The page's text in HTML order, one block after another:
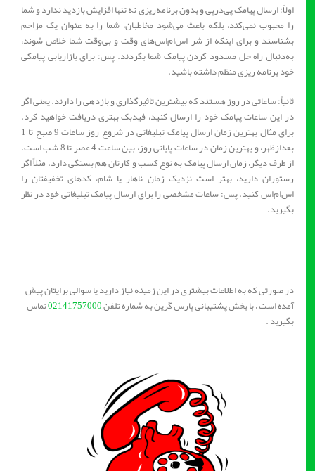
اولاً: ارسال پیامک پی‌درپی و بدون برنامه‌ریزی نه تنها افزایش بازدید ندارد و شما
را محبوب نمی‌کند، بلکه باعث می‌شود مخاطبان، شما را به عنوان یک مزاحم
بشناسند و برای اینکه از شر اس‌ام‌اس‌های وقت و بی‌وقت شما خلاص شوند،
به‌دنبال راه حل مسدود کردن پیامک شما بگردند. پس: برای بازاریابی پیامکی
خود برنامه ریزی منظم داشته باشید.
ثانیاً: ساعاتی در روز هستند که بیشترین تاثیرگذاری و بازدهی را دارند. یعنی اگر
در این ساعات پیامک خود را ارسال کنید، فیدبک بهتری دریافت خواهید کرد.
برای مثال بهترین زمان ارسال پیامک تبلیغاتی در شروع روز ساعات 9 صبح تا 1
بعدازظهر، و بهترین زمان در ساعات پایانی روز، بین ساعت 4 عصر تا 8 شب است.
از طرف دیگر، زمان ارسال پیامک به نوع کسب و کارتان هم بستگی دارد. مثلاً اگر
رستوران دارید، بهتر است نزدیک زمان ناهار یا شام، کدهای تخفیفتان را
اس‌ام‌اس کنید. پس: ساعات مشخصی را برای ارسال پیامک تبلیغاتی خود در نظر
بگیرید.
در صورتی که به اطلاعات بیشتری در این زمینه نیاز دارید یا سوالی برایتان پیش
آمده است ، با بخش پشتیبانی پارس گرین به شماره تلفن02141757000تماس
بگیرید .